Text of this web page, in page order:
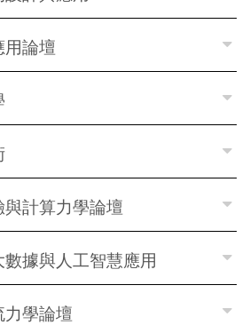
用論壇
與計算力學論壇
據與人工智慧應用
力學論壇